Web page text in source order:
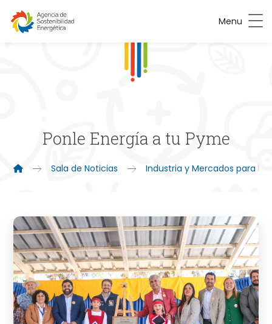
Menu
Ponle Energía a tu Pyme
Sala de Noticias Industria y Mercados para la